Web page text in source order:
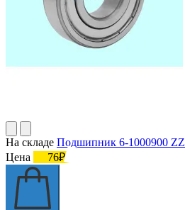
На складе Подшипник 6-1000900 ZZ
Цена
76₽